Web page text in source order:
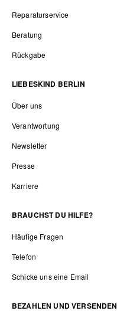
Reparaturservice
Beratung
Rückgabe
LIEBESKIND BERLIN
Über uns
Verantwortung
Newsletter
Presse
Karriere
BRAUCHST DU HILFE?
Häufige Fragen
Telefon
Schicke uns eine Email
BEZAHLEN UND VERSENDEN